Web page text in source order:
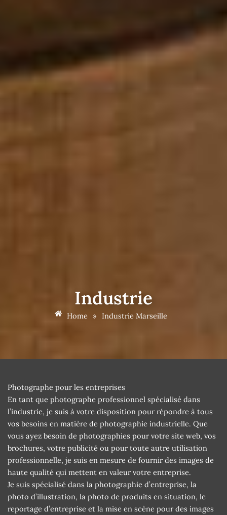
Industrie
Home » Industrie Marseille
Photographe pour les entreprises
En tant que photographe professionnel spécialisé dans
l’industrie, je suis à votre disposition pour répondre à tous
vos besoins en matière de photographie industrielle. Que
vous ayez besoin de photographies pour votre site web, vos
brochures, votre publicité ou pour toute autre utilisation
professionnelle, je suis en mesure de fournir des images de
haute qualité qui mettent en valeur votre entreprise.
Je suis spécialisé dans la photographie d’entreprise, la
photo d’illustration, la photo de produits en situation, le
reportage d’entreprise et la mise en scène pour des images